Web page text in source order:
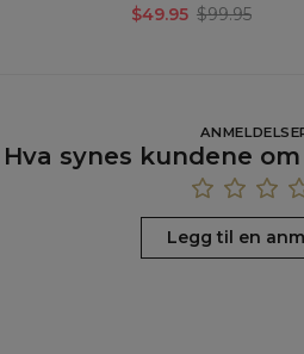
$49.95 $99.95
Hva synes kundene
Legg til en